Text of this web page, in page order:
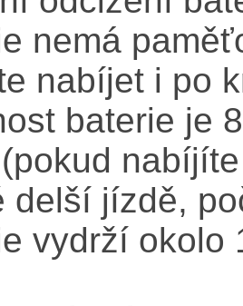
nemá
nabíjet i po
baterie je
delší jízdě,
vydrží okolo